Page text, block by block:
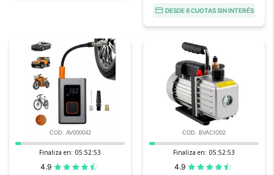
DESDE 6 CUOTAS SIN INTERÉS
COD. AV000042
Finaliza en: 05:52:52
4.9
COD. BVACIO02
Finaliza en: 05:52:52
4.9